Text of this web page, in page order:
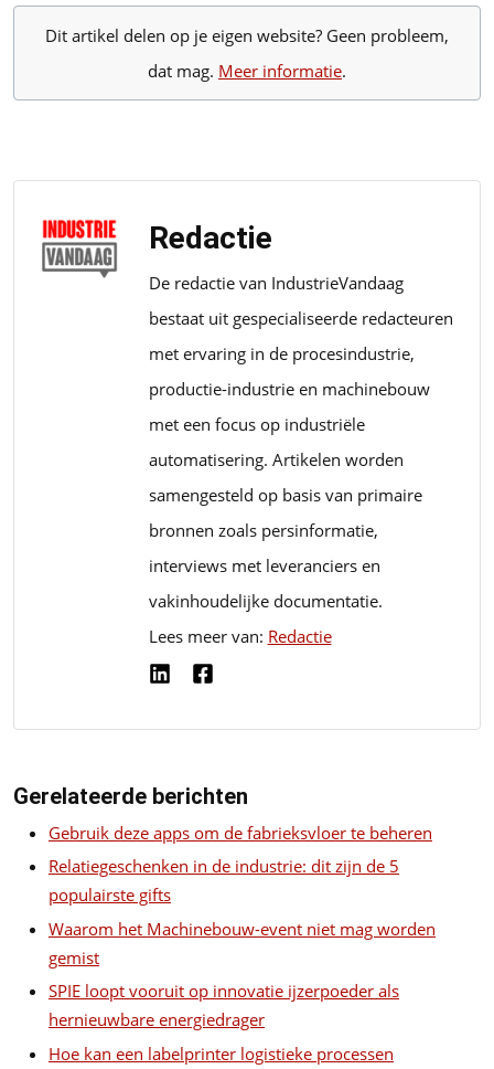
Dit artikel delen op je eigen website? Geen probleem,
dat mag. Meer informatie.
Redactie
De redactie van IndustrieVandaag
bestaat uit gespecialiseerde redacteuren
met ervaring in de procesindustrie,
productie-industrie en machinebouw
met een focus op industriële
automatisering. Artikelen worden
samengesteld op basis van primaire
bronnen zoals persinformatie,
interviews met leveranciers en
vakinhoudelijke documentatie.
Lees meer van: Redactie
Gerelateerde berichten
Gebruik deze apps om de fabrieksvloer te beheren
Relatiegeschenken in de industrie: dit zijn de 5
populairste gifts
Waarom het Machinebouw-event niet mag worden
gemist
SPIE loopt vooruit op innovatie ijzerpoeder als
hernieuwbare energiedrager
Hoe kan een labelprinter logistieke processen